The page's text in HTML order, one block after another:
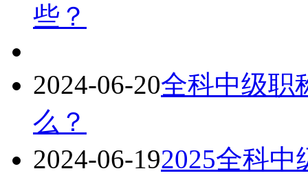
些？
2024-06-20全科中级职
么？
2024-06-192025全科